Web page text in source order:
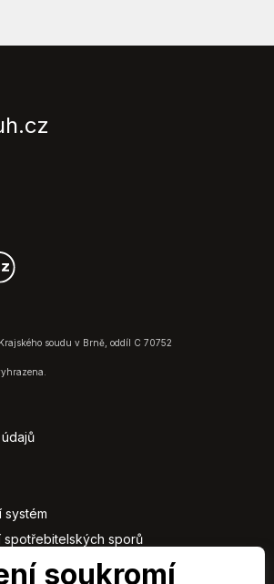
soudu v Brně, oddíl C 70752
systém
spotřebitelských sporů
soukromí